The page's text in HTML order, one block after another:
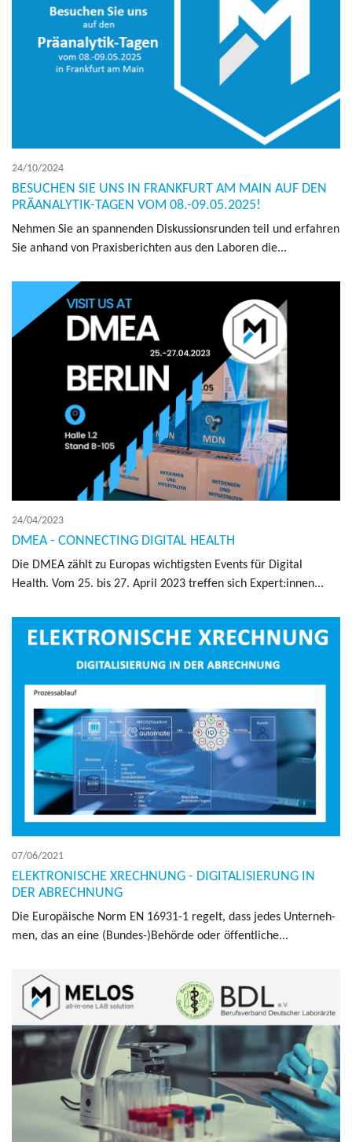
24/10/2024
BESUCHEN SIE UNS IN FRANKFURT AM MAIN AUF DEN
PRÄANALYTIK-TAGEN VOM 08.-09.05.2025!
Neh­men Sie an span­nen­den Dis­kus­sions­run­den teil und erfah­ren
Sie anhand von Praxis­be­rich­ten aus den Labo­ren die...
24/04/2023
DMEA - CONNECTING DIGITAL HEALTH
Die DMEA zählt zu Euro­pas wich­tig­sten Events für Digi­tal
Health. Vom 25. bis 27. April 2023 tref­fen sich Expert:innen...
07/06/2021
ELEKTRONISCHE XRECHNUNG - DIGITALISIERUNG IN
DER ABRECHNUNG
Die Europäische Norm EN 16931-1 regelt, dass jedes Unter­neh­
men, das an eine (Bundes-)Behörde oder öffent­liche...